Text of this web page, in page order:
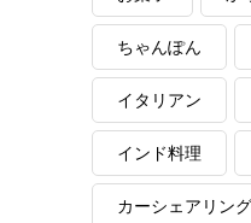
ちゃんぽん
イタリアン
インド料理
カーシェアリング